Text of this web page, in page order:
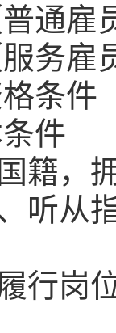
通雇
雇
条件
件
，拥
从指
岗位